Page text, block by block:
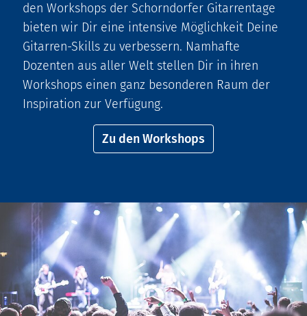
den Workshops der Schorndorfer Gitarrentage
bieten wir Dir eine intensive Möglichkeit Deine
Gitarren-Skills zu verbessern. Namhafte
Dozenten aus aller Welt stellen Dir in ihren
Workshops einen ganz besonderen Raum der
Inspiration zur Verfügung.
Zu den Workshops